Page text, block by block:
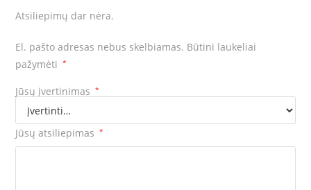
Atsiliepimų dar nėra.
El. pašto adresas nebus skelbiamas. Būtini laukeliai
pažymėti
*
Jūsų įvertinimas *
Jūsų atsiliepimas *